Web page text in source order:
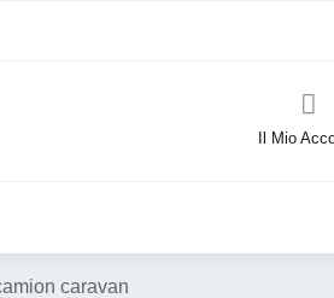
Il Mio
caravan